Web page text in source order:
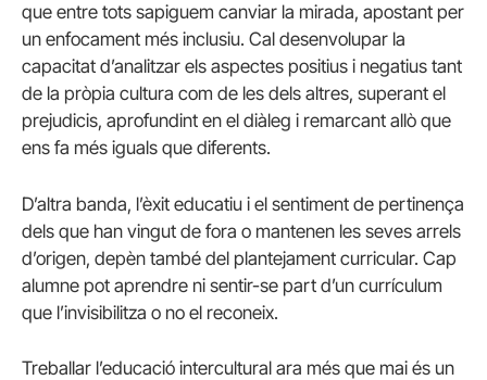
que entre tots sapiguem canviar la mirada, apostant per
un enfocament més inclusiu. Cal desenvolupar la
capacitat d’analitzar els aspectes positius i negatius tant
de la pròpia cultura com de les dels altres, superant el
prejudicis, aprofundint en el diàleg i remarcant allò que
ens fa més iguals que diferents.
D’altra banda, l’èxit educatiu i el sentiment de pertinença
dels que han vingut de fora o mantenen les seves arrels
d’origen, depèn també del plantejament curricular. Cap
alumne pot aprendre ni sentir-se part d’un currículum
que l’invisibilitza o no el reconeix.
Treballar l’educació intercultural ara més que mai és un